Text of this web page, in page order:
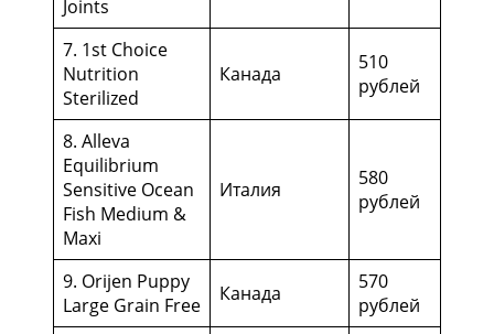
Joints
7. 1st Choice
Nutrition
Sterilized
Канада
510
рублей
8. Alleva
Equilibrium
Sensitive Ocean
Fish Medium &
Maxi
Италия
580
рублей
9. Orijen Puppy
Large Grain Free
Канада
570
рублей